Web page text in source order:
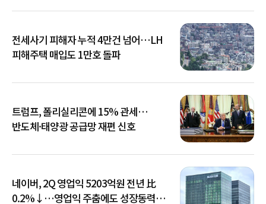
전세사기 피해자 누적 4만건 넘어…LH
피해주택 매입도 1만호 돌파
트럼프, 폴리실리콘에 15% 관세…
반도체·태양광 공급망 재편 신호
네이버, 2Q 영업익 5203억원 전년 比
0.2%↓…영업익 주춤에도 성장동력